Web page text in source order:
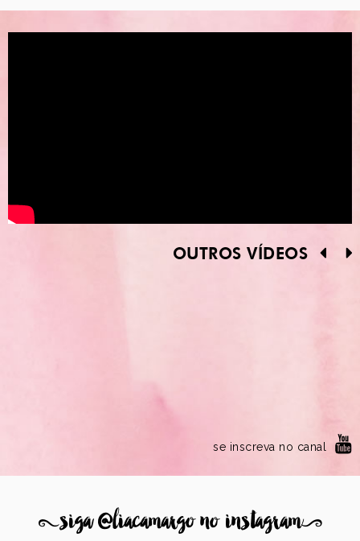
OUTROS VÍDEOS
se inscreva no canal
8siga @liacamargo no instagram9